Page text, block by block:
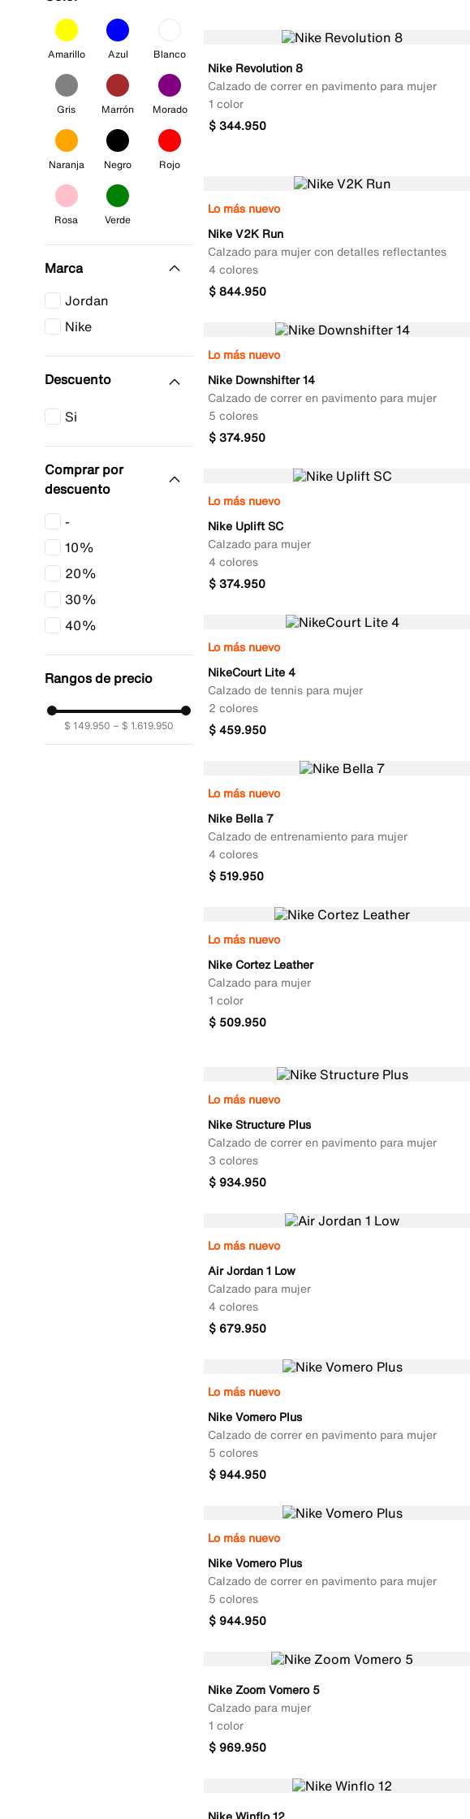
Amarillo Azul Blanco
Gris Marrón Morado
Naranja Negro Rojo
Rosa Verde
Marca
Jordan
Nike
Comprar por
descuento
-
10%
20%
30%
40%
Rangos de precio
$ 149.950 – $ 1.619.950
Nike Revolution 8
Calzado de correr en pavimento para mujer
1 color
$344.950
Lo más nuevo
Nike V2K Run
Calzado para mujer con detalles reflectantes
4 colores
$844.950
Lo más nuevo
Nike Downshifter 14
Calzado de correr en pavimento para mujer
5 colores
$374.950
Lo más nuevo
Nike Uplift SC
Calzado para mujer
4 colores
$374.950
Lo más nuevo
NikeCourt Lite 4
Calzado de tennis para mujer
2 colores
$459.950
Lo más nuevo
Nike Bella 7
Calzado de entrenamiento para mujer
4 colores
$ 519.950
Lo más nuevo
Nike Cortez Leather
Calzado para mujer
1 color
$ 509.950
Lo más nuevo
Nike Structure Plus
Calzado de correr en pavimento para mujer
3 colores
$ 934.950
Lo más nuevo
Air Jordan 1 Low
Calzado para mujer
4 colores
$ 679.950
Lo más nuevo
Nike Vomero Plus
Calzado de correr en pavimento para mujer
5 colores
$ 944.950
Lo más nuevo
Nike Vomero Plus
Calzado de correr en pavimento para mujer
5 colores
$ 944.950
Nike Zoom Vomero 5
Calzado para mujer
1 color
$ 969.950